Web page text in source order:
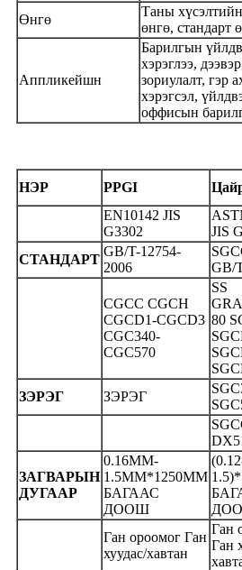
Өнгө
Таны
өнгө, стандарт
Аппликейшн
Барилгын
хэрэглээ,
зориулалт, гэр
хэрэгсэл,
оффисын
НЭР PPGI
EN10142 JIS
G3302
JIS
СТАНДАРТ
GB/T-12754-
2006
GB/
CGCC CGCH
CGCD1-CGCD3
CGC340-
CGC570
SS
80
ЗЭРЭГ ЗЭРЭГ
ЗАГВАРЫН
ДУГААР
0.16MM-
1.5MM*1250MM
БАГААС
ДООШ
Ган ороомог Ган
хуудас/хавтан
Ган
Ган